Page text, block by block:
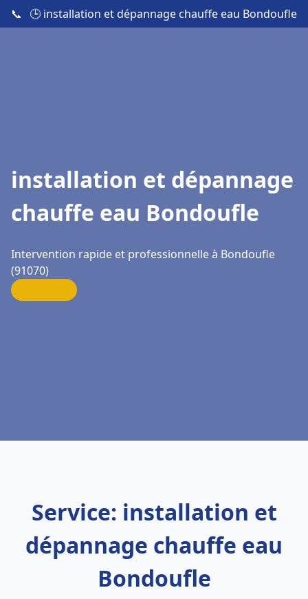
📞 🕒 installation et dépannage chauffe eau Bondoufle
installation et dépannage
chauffe eau Bondoufle
Intervention rapide et professionnelle à Bondoufle
(91070)
Service: installation et
dépannage chauffe eau
Bondoufle